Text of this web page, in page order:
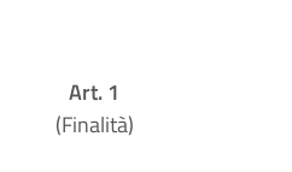
Art. 1
(Finalità)